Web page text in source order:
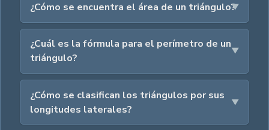
¿Cómo se encuentra el área de un triángulo?
¿Cuál es la fórmula para el perímetro de un
triángulo?
¿Cómo se clasifican los triángulos por sus
longitudes laterales?